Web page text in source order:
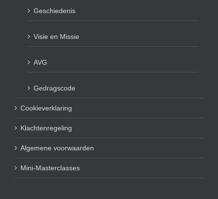
Geschiedenis
Visie en Missie
AVG
Gedragscode
Cookieverklaring
Klachtenregeling
Algemene voorwaarden
Mini-Masterclasses